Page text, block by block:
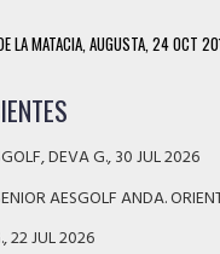
LA MATACIA, AUGUSTA, 24 OCT
DEVA G., 30 JUL 2026
AESGOLF ANDA.
22 JUL 2026